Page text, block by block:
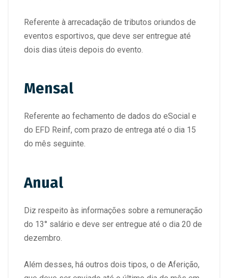
Referente à arrecadação de tributos oriundos de
eventos esportivos, que deve ser entregue até
dois dias úteis depois do evento.
Mensal
Referente ao fechamento de dados do eSocial e
do EFD Reinf, com prazo de entrega até o dia 15
do mês seguinte.
Anual
Diz respeito às informações sobre a remuneração
do 13° salário e deve ser entregue até o dia 20 de
dezembro.
Além desses, há outros dois tipos, o de Aferição,